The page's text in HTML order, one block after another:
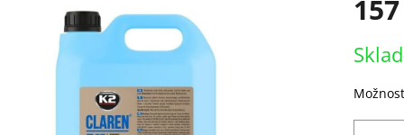
cena: